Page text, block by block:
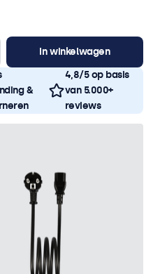
In winkelwagen
&
4,8/5 op basis
van 5.000+
reviews